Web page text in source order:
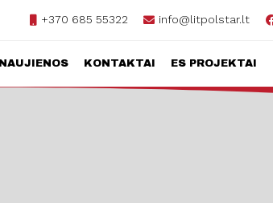
+370 685 55322 info@litpolstar.lt
NAUJIENOS KONTAKTAI ES PROJEKTAI